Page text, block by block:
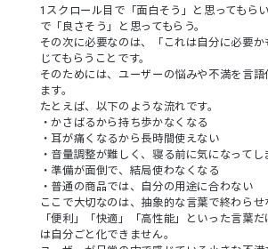
1スクロール目で「面白そう」と思ってもら
で「良さそう」と思ってもらう。
その次に必要なのは、「これは自分に必要
じてもらうことです。
そのためには、ユーザーの悩みや不満を言語
ます。
たとえば、以下のような流れです。
・かさばるから持ち歩かなくなる
・耳が痛くなるから長時間使えない
・音量調整が難しく、寝る前に気になってし
・準備が面倒で、結局使わなくなる
・普通の商品では、自分の用途に合わない
ここで大切なのは、抽象的な言葉で終わらせ
「便利」「快適」「高性能」といった言葉
は自分ごと化できません。